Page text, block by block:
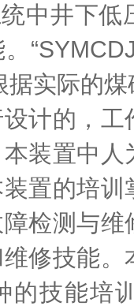
中井下低
据实际的
计的，
装置中
置的培
检测与
修技能
的技能培